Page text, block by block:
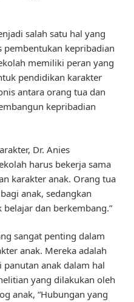
salah satu hal yang
pembentukan kepribadian
memiliki peran yang
pendidikan karakter
antara orang tua dan
kepribadian
Dr. Anies
harus bekerja sama
karakter anak. Orang tua
anak, sedangkan
dan berkembang.”
sangat penting dalam
anak. Mereka adalah
anak dalam hal
yang dilakukan oleh
anak, “Hubungan yang